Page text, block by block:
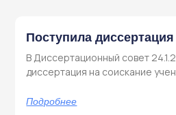
Поступила
В Диссертационный совет
диссертация на соискание
Подробнее